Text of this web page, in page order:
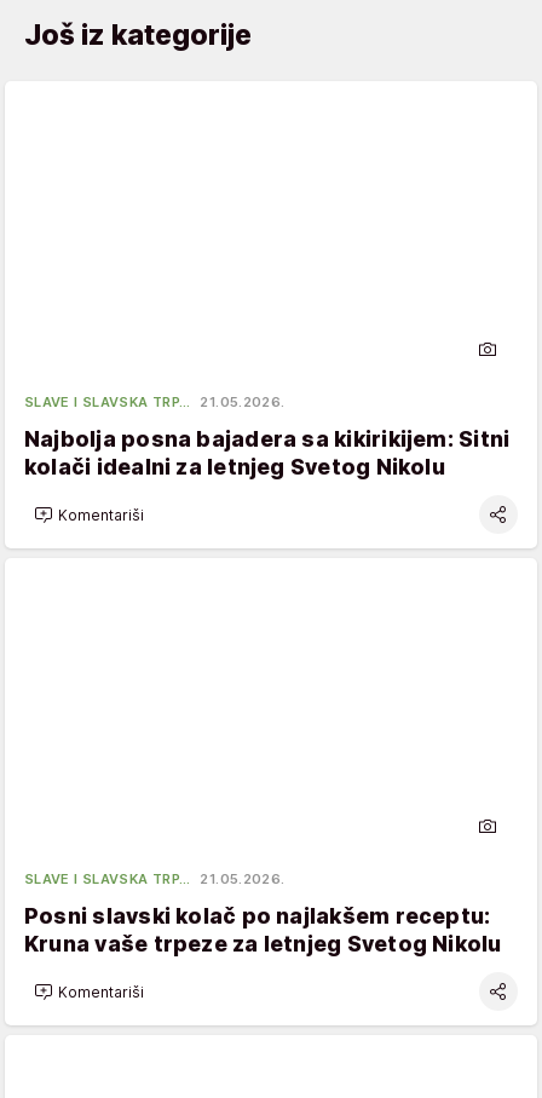
Još iz kategorije
SLAVE I SLAVSKA TRP… 21.05.2026.
Najbolja posna bajadera sa kikirikijem: Sitni
kolači idealni za letnjeg Svetog Nikolu
Komentariši
SLAVE I SLAVSKA TRP… 21.05.2026.
Posni slavski kolač po najlakšem receptu:
Kruna vaše trpeze za letnjeg Svetog Nikolu
Komentariši